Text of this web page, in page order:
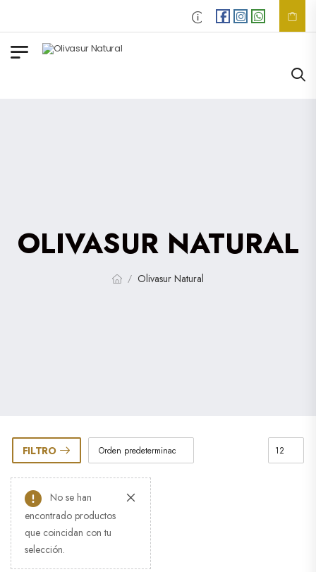
Envios GRATIS en
OLIVASUR NATURAL
/ Olivasur Natural
FILTRO
No se han
encontrado productos
que coincidan con tu
selección.